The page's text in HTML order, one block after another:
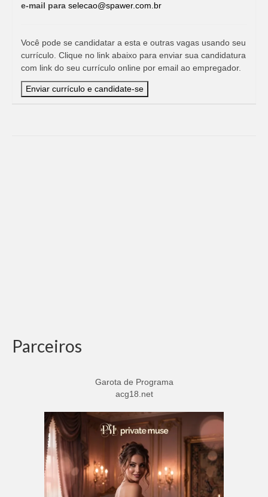
e-mail para selecao@spawer.com.br
Você pode se candidatar a esta e outras vagas usando seu
currículo. Clique no link abaixo para enviar sua candidatura
com link do seu currículo online por email ao empregador.
Parceiros
Garota de Programa
acg18.net